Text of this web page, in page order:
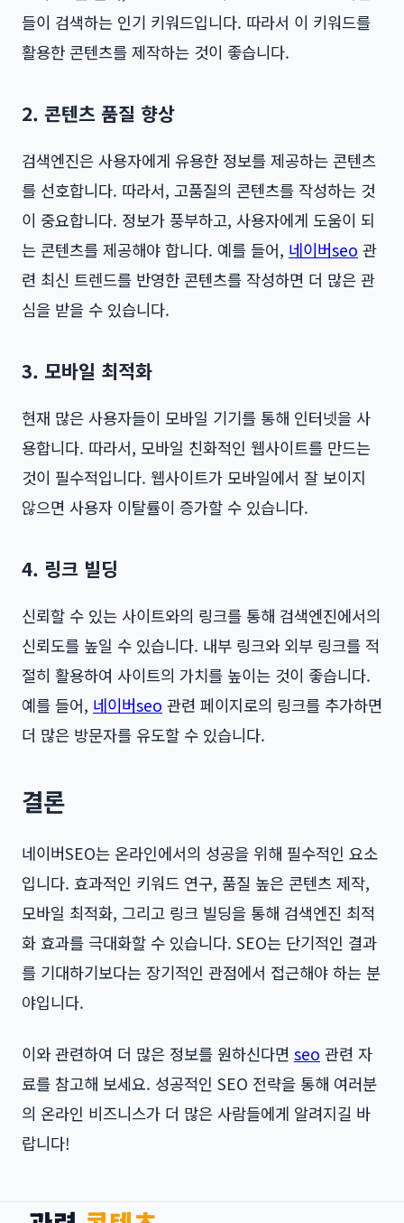
들이 검색하는 인기 키워드입니다. 따라서 이 키워드를
활용한 콘텐츠를 제작하는 것이 좋습니다.
2. 콘텐츠 품질 향상
검색엔진은 사용자에게 유용한 정보를 제공하는 콘텐츠
를 선호합니다. 따라서, 고품질의 콘텐츠를 작성하는 것
이 중요합니다. 정보가 풍부하고, 사용자에게 도움이 되
는 콘텐츠를 제공해야 합니다. 예를 들어, 네이버seo 관
련 최신 트렌드를 반영한 콘텐츠를 작성하면 더 많은 관
심을 받을 수 있습니다.
3. 모바일 최적화
현재 많은 사용자들이 모바일 기기를 통해 인터넷을 사
용합니다. 따라서, 모바일 친화적인 웹사이트를 만드는
것이 필수적입니다. 웹사이트가 모바일에서 잘 보이지
않으면 사용자 이탈률이 증가할 수 있습니다.
4. 링크 빌딩
신뢰할 수 있는 사이트와의 링크를 통해 검색엔진에서의
신뢰도를 높일 수 있습니다. 내부 링크와 외부 링크를 적
절히 활용하여 사이트의 가치를 높이는 것이 좋습니다.
예를 들어, 네이버seo 관련 페이지로의 링크를 추가하면
더 많은 방문자를 유도할 수 있습니다.
결론
네이버SEO는 온라인에서의 성공을 위해 필수적인 요소
입니다. 효과적인 키워드 연구, 품질 높은 콘텐츠 제작,
모바일 최적화, 그리고 링크 빌딩을 통해 검색엔진 최적
화 효과를 극대화할 수 있습니다. SEO는 단기적인 결과
를 기대하기보다는 장기적인 관점에서 접근해야 하는 분
야입니다.
이와 관련하여 더 많은 정보를 원하신다면 seo 관련 자
료를 참고해 보세요. 성공적인 SEO 전략을 통해 여러분
의 온라인 비즈니스가 더 많은 사람들에게 알려지길 바
랍니다!